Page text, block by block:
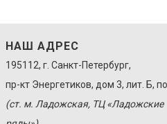
НАШ АДРЕС
195112, г. Санкт-Петербург,
пр-кт Энергетиков, дом 3, лит. Б,
(ст. м. Ладожская, ТЦ «Ладожские